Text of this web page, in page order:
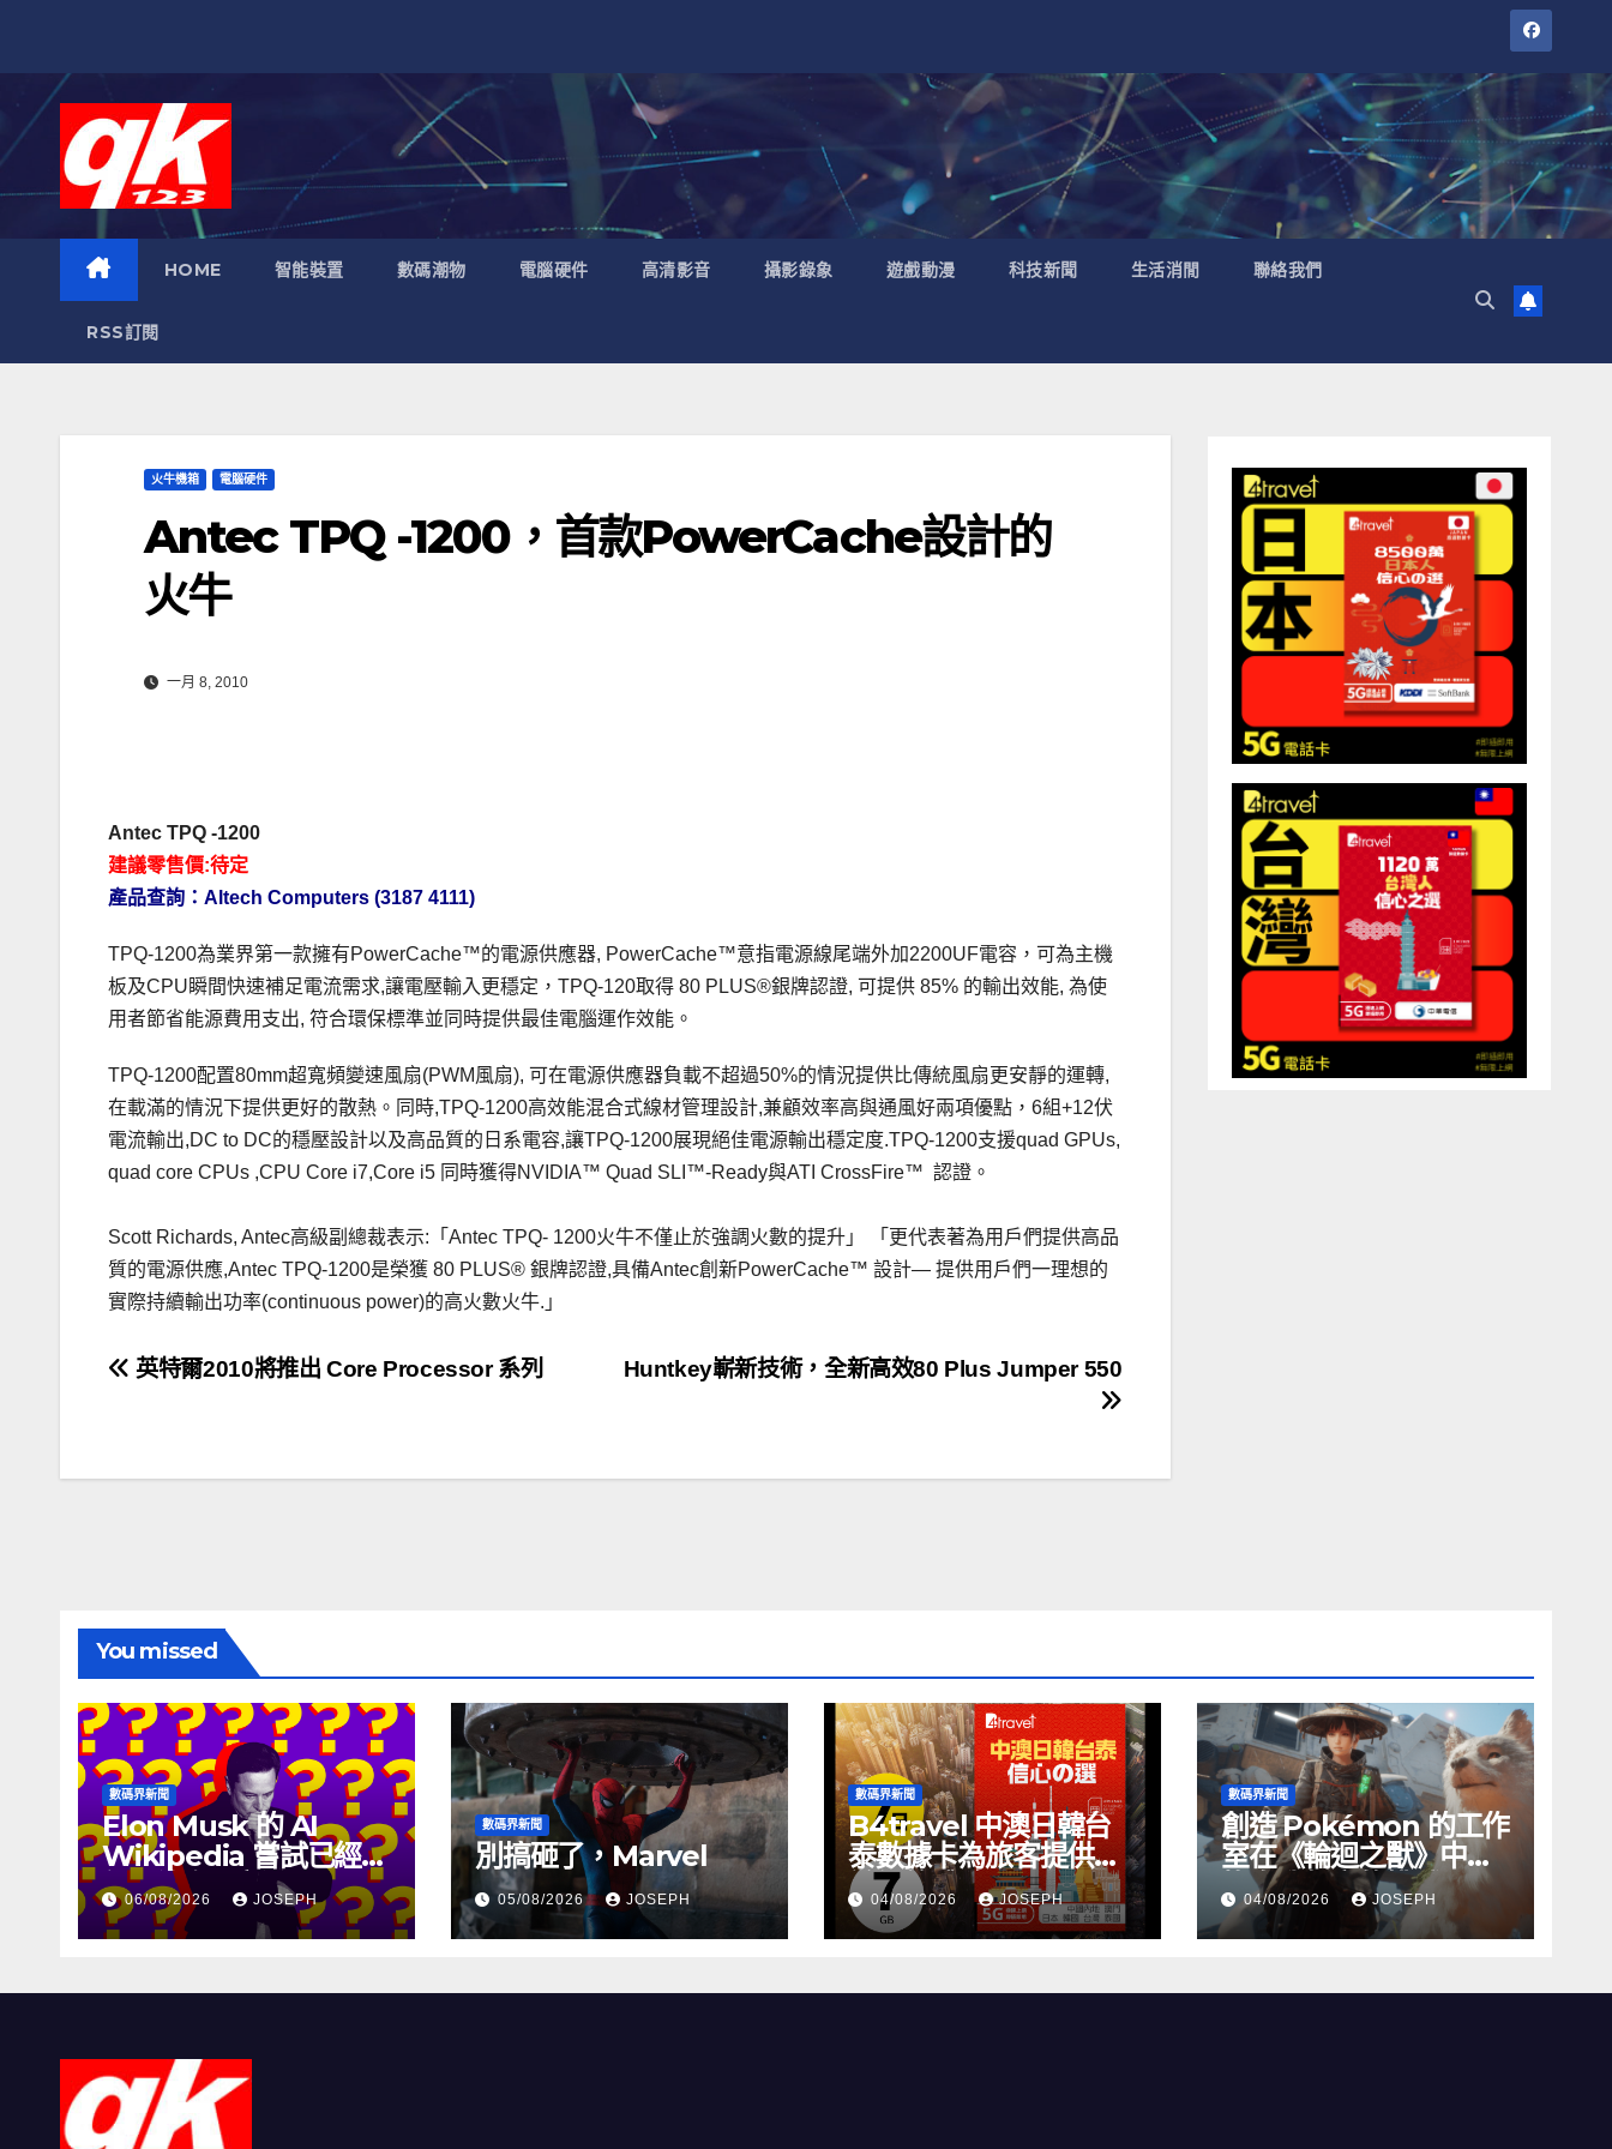
HOME 智能裝置 數碼潮物 電腦硬件 高清影音 攝影錄象 遊戲動漫 科技新聞 生活消閒 聯絡我們
RSS訂閱
火牛機箱 電腦硬件
Antec TPQ -1200，首款PowerCache設計的
火牛
一月 8, 2010
Antec TPQ -1200
建議零售價:待定
產品查詢：Altech Computers (3187 4111)
TPQ-1200為業界第一款擁有PowerCache™的電源供應器, PowerCache™意指電源線尾端外加2200UF電容，可為主機
板及CPU瞬間快速補足電流需求,讓電壓輸入更穩定，TPQ-120取得 80 PLUS®銀牌認證, 可提供 85% 的輸出效能, 為使
用者節省能源費用支出, 符合環保標準並同時提供最佳電腦運作效能。
TPQ-1200配置80mm超寬頻變速風扇(PWM風扇), 可在電源供應器負載不超過50%的情況提供比傳統風扇更安靜的運轉,
在載滿的情況下提供更好的散熱。同時,TPQ-1200高效能混合式線材管理設計,兼顧效率高與通風好兩項優點，6組+12伏
電流輸出,DC to DC的穩壓設計以及高品質的日系電容,讓TPQ-1200展現絕佳電源輸出穩定度.TPQ-1200支援quad GPUs,
quad core CPUs ,CPU Core i7,Core i5 同時獲得NVIDIA™ Quad SLI™-Ready與ATI CrossFire™ 認證。
Scott Richards, Antec高級副總裁表示:「Antec TPQ- 1200火牛不僅止於強調火數的提升」 「更代表著為用戶們提供高品
質的電源供應,Antec TPQ-1200是榮獲 80 PLUS® 銀牌認證,具備Antec創新PowerCache™ 設計— 提供用戶們一理想的
實際持續輸出功率(continuous power)的高火數火牛.」
文
導
Huntkey嶄新技術，全新高效80 Plus Jumper 550
英特爾2010將推出 Core Processor 系列
You missed
數碼界新聞
Elon Musk 的 AI
Wikipedia 嘗試已經幾
個月沒有更新了
06/08/2026 JOSEPH
數碼界新聞
別搞砸了，Marvel
05/08/2026 JOSEPH
數碼界新聞
B4travel 中澳日韓台
泰數據卡為旅客提供無
縫網絡體驗
04/08/2026 JOSEPH
數碼界新聞
創造 Pokémon 的工作
室在《輪迴之獸》中尋
找自我聲音的挑戰
04/08/2026 JOSEPH